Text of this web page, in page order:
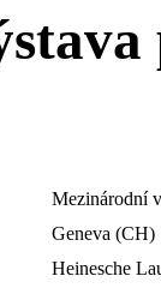
Mezinárodní
Geneva (CH)
Heinesche